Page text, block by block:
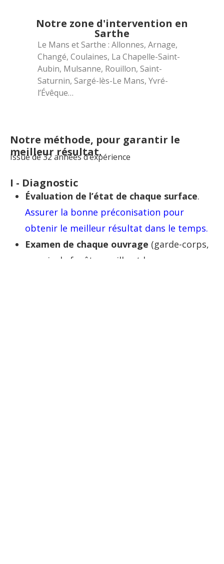
Notre zone d'intervention en
Sarthe
Le Mans et Sarthe : Allonnes, Arnage,
Changé, Coulaines, La Chapelle-Saint-
Aubin, Mulsanne, Rouillon, Saint-
Saturnin, Sargé-lès-Le Mans, Yvré-
l’Évêque…
Notre méthode, pour garantir le
meilleur résultat.
Issue de 32 années d’expérience
I - Diagnostic
Évaluation de l’état de chaque surface.
Assurer la bonne préconisation pour
obtenir le meilleur résultat dans le temps.
Examen de chaque ouvrage (garde-corps,
appuis de fenêtre, grille et barre